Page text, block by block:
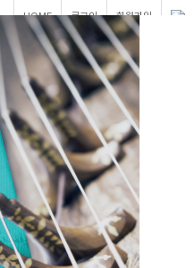
회원가입
로그인
HOME